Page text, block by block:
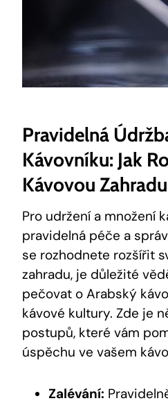
Pravidelná
Kávovníku: Jak
Kávovou Zahradu
Pro udržení a množení
pravidelná péče a
se rozhodnete rozšířit
zahradu, je důležité
pečovat o Arabský
kávové kultury. Zde je
postupů, které vám
úspěchu ve vašem
Zalévání: